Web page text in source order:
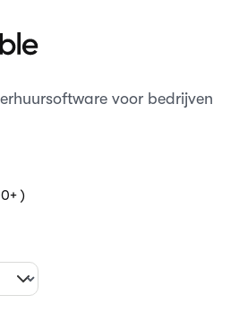
voor bedrijven
)